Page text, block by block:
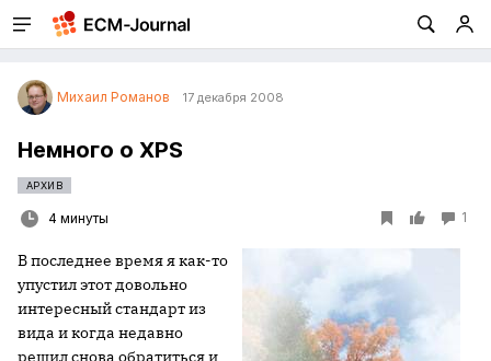
Михаил Романов 17 декабря 2008
Немного о XPS
АРХИВ
4 минуты 1
В последнее время я как-то
упустил этот довольно
интересный стандарт из
вида и когда недавно
решил снова обратиться и